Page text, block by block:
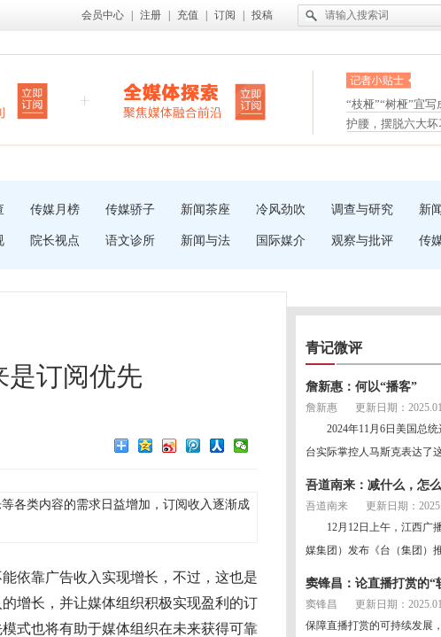
会员中心 注册 充值 订阅 投稿
眼白变红或是结膜
“枝桠”“树桠”宜写
夏天缓解疲劳有三
护腰，摆脱六大坏
受伤了冰敷还是热
白内障治疗的误区
传媒月榜 传媒骄子 新闻茶座 冷风劲吹 调查与研究 新
院长视点 语文诊所 新闻与法 国际媒介 观察与批评 传
是订阅优先
各类内容的需求日益增加，订阅收入逐渐成
靠广告收入实现增长，不过，这也是
增长，并让媒体组织积极实现盈利的订
式也将有助于媒体组织在未来获得可靠
青记微评
詹新惠：何以“播客”
詹新惠
更新日期：
2024年11月6日美国总统
台实际掌控人马斯克表达了
吾道南来：减什么，怎
吾道南来
更新日期：
12月12日上午，江西广
媒集团）发布《台（集团）
窦锋昌：论直播打赏的“
窦锋昌
更新日期：
保障直播打赏的可持续发展